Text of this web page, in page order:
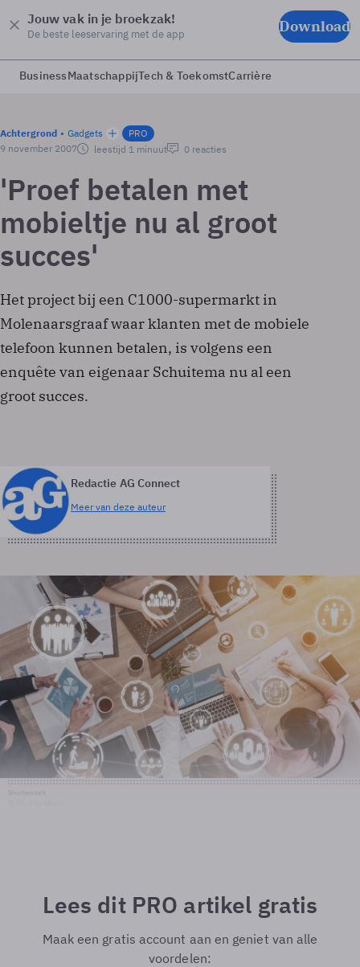
Jouw vak in je broekzak!
De beste leeservaring met de app Download
BusinessMaatschappijTech & ToekomstCarrière
Achtergrond Gadgets
PRO
9 november 2007
leestijd 1 minuut 0 reacties
'Proef betalen met
mobieltje nu al groot
succes'
Het project bij een C1000-supermarkt in
Molenaarsgraaf waar klanten met de mobiele
telefoon kunnen betalen, is volgens een
enquête van eigenaar Schuitema nu al een
groot succes.
Redactie AG Connect
Meer van deze auteur
Lees dit PRO artikel gratis
Maak een gratis account aan en geniet van alle
voordelen: